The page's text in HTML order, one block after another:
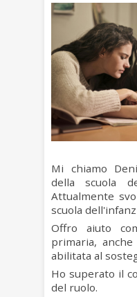
Mi chiamo
della scuola
Attualmente
scuola
Offro aiuto
primaria, anche
abilitata al
Ho superato il
del ruolo.